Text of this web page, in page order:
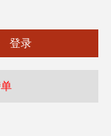
登录